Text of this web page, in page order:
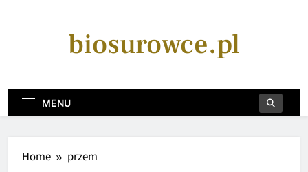
biosurowce.pl
MENU
Home przem